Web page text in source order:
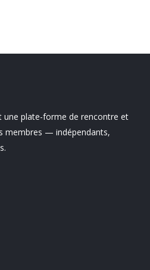
une plate-forme de rencontre et
membres — indépendants,